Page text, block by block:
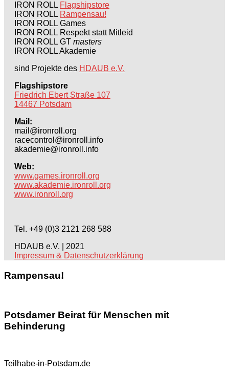
IRON ROLL Flagshipstore
IRON ROLL Rampensau!
IRON ROLL Games
IRON ROLL Respekt statt Mitleid
IRON ROLL GT masters
IRON ROLL Akademie
sind Projekte des HDAUB e.V.
Flagshipstore
Friedrich Ebert Straße 107
14467 Potsdam
Mail:
mail@ironroll.org
racecontrol@ironroll.info
akademie@ironroll.info
Web:
www.games.ironroll.org
www.akademie.ironroll.org
www.ironroll.org
Tel. +49 (0)3 2121 268 588
HDAUB e.V. | 2021
Impressum & Datenschutzerklärung
Rampensau!
Potsdamer Beirat für Menschen mit
Behinderung
Teilhabe-in-Potsdam.de